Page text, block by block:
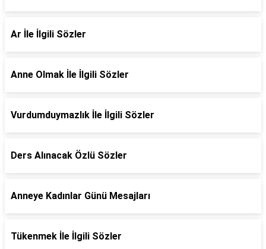
Ar İle İlgili Sözler
Anne Olmak İle İlgili Sözler
Vurdumduymazlık İle İlgili Sözler
Ders Alınacak Özlü Sözler
Anneye Kadınlar Günü Mesajları
Tükenmek İle İlgili Sözler